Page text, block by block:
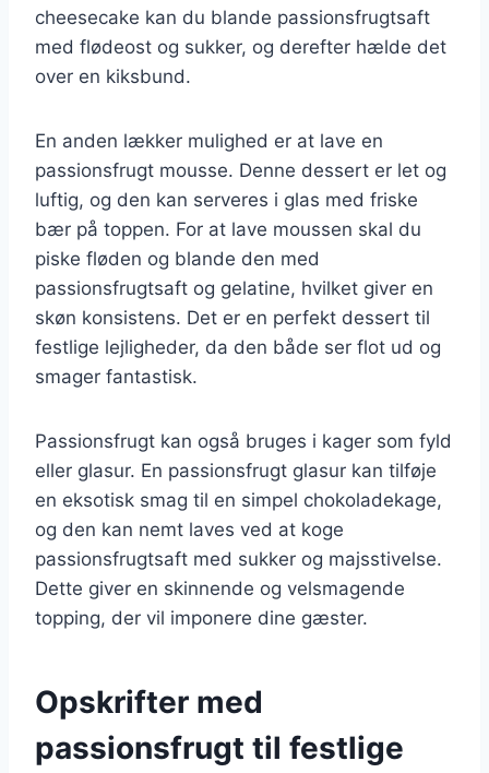
cheesecake kan du blande passionsfrugtsaft
med flødeost og sukker, og derefter hælde det
over en kiksbund.
En anden lækker mulighed er at lave en
passionsfrugt mousse. Denne dessert er let og
luftig, og den kan serveres i glas med friske
bær på toppen. For at lave moussen skal du
piske fløden og blande den med
passionsfrugtsaft og gelatine, hvilket giver en
skøn konsistens. Det er en perfekt dessert til
festlige lejligheder, da den både ser flot ud og
smager fantastisk.
Passionsfrugt kan også bruges i kager som fyld
eller glasur. En passionsfrugt glasur kan tilføje
en eksotisk smag til en simpel chokoladekage,
og den kan nemt laves ved at koge
passionsfrugtsaft med sukker og majsstivelse.
Dette giver en skinnende og velsmagende
topping, der vil imponere dine gæster.
Opskrifter med
passionsfrugt til festlige